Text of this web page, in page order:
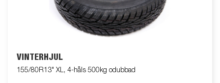
VINTERHJUL
155/80R13" XL, 4-håls 500kg odubbad